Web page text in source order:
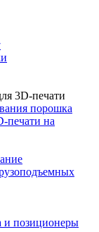
3D-печати
порошка
печати на
и позиционеры